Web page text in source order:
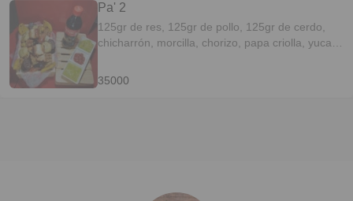
Pa' 2
125gr de res, 125gr de pollo, 125gr de cerdo,
chicharrón, morcilla, chorizo, papa criolla, yuca,
35000